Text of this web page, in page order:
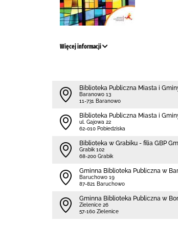
Więcej informacji
Biblioteka Publiczna Miasta i
Baranowo 13
11-731 Baranowo
Biblioteka Publiczna Miasta i
ul. Gajowa 22
62-010 Pobiedziska
Biblioteka w Grabiku - filia GBP
Grabik 102
68-200 Grabik
Gminna Biblioteka Publiczna w
Baruchowo 19
87-821 Baruchowo
Gminna Biblioteka Publiczna w
Zielenice 26
57-160 Zielenice